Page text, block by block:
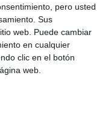
pero usted
Sus
web. Puede cambiar
en cualquier
clic en el botón
web.